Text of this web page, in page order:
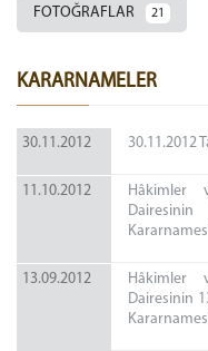
FOTOĞRAFLAR 21
KARARNAMELER
30.11.2012 30.11.2012
11.10.2012
Hâkimler
13.09.2012
Hâkimler
Dairesinin